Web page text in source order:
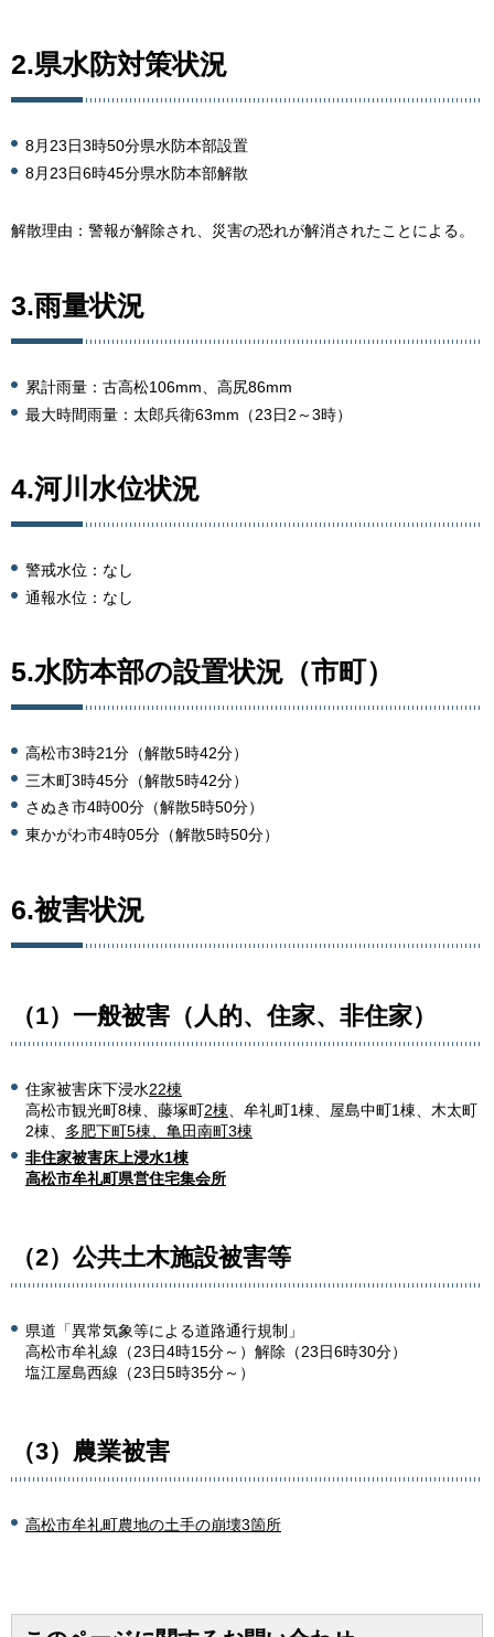
2.県水防対策状況
8月23日3時50分県水防本部設置
8月23日6時45分県水防本部解散
解散理由：警報が解除され、災害の恐れが解消されたことによる。
3.雨量状況
累計雨量：古高松106mm、高尻86mm
最大時間雨量：太郎兵衛63mm（23日2～3時）
4.河川水位状況
警戒水位：なし
通報水位：なし
5.水防本部の設置状況（市町）
高松市3時21分（解散5時42分）
三木町3時45分（解散5時42分）
さぬき市4時00分（解散5時50分）
東かがわ市4時05分（解散5時50分）
6.被害状況
（1）一般被害（人的、住家、非住家）
住家被害床下浸水22棟
高松市観光町8棟、藤塚町2棟 、牟礼町1棟、屋島中町1棟、木太町
2棟、 多肥下町5棟、亀田南町3棟
非住家被害床上浸水1棟
高松市牟礼町県営住宅集会所
（2）公共土木施設被害等
県道「異常気象等による道路通行規制」
高松市牟礼線（23日4時15分～）解除（23日6時30分）
塩江屋島西線（23日5時35分～）
（3）農業被害
高松市牟礼町農地の土手の崩壊3箇所